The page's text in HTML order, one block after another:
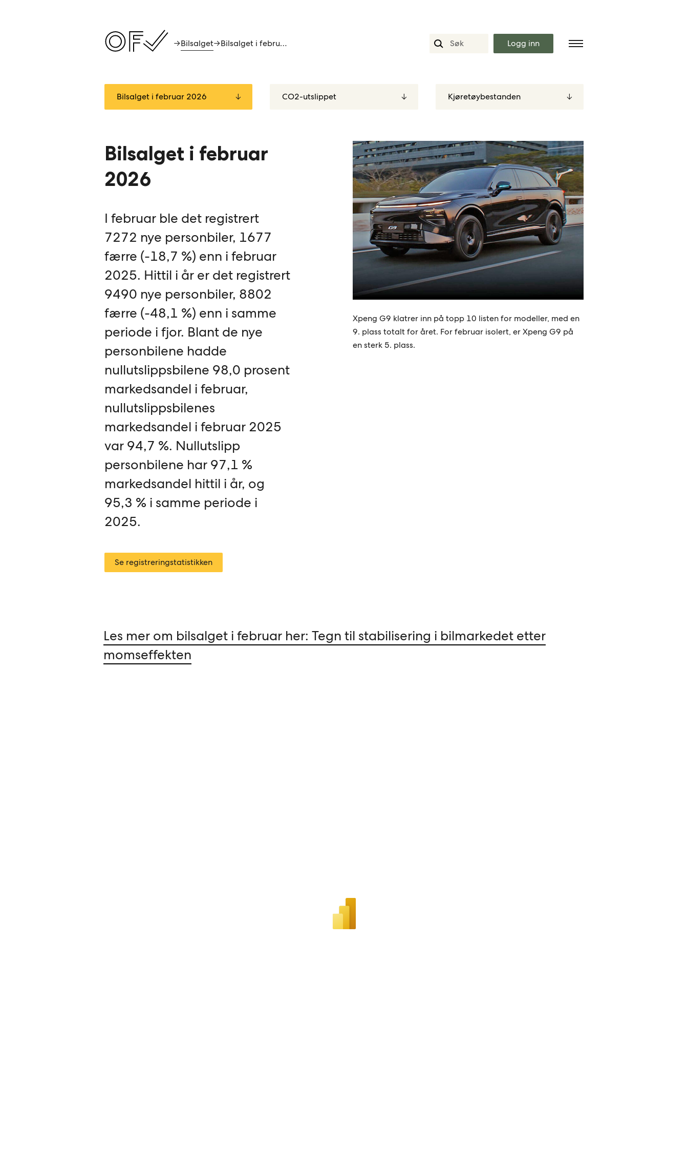
→Bilsalget→ Bilsalget i februar 2026 Logg inn
Bilsalget i februar
2026
I februar ble det registrert
7272 nye personbiler, 1677
færre (-18,7 %) enn i februar
2025. Hittil i år er det registrert
9490 nye personbiler, 8802
færre (-48,1 %) enn i samme
periode i fjor. Blant de nye
personbilene hadde
nullutslippsbilene 98,0 prosent
markedsandel i februar,
nullutslippsbilenes
markedsandel i februar 2025
var 94,7 %. Nullutslipp
personbilene har 97,1 %
markedsandel hittil i år, og
95,3 % i samme periode i
2025.
Se registreringstatistikken
Xpeng G9 klatrer inn på topp 10 listen for modeller, med en
9. plass totalt for året. For februar isolert, er Xpeng G9 på
en sterk 5. plass.
Les mer om bilsalget i februar her: Tegn til stabilisering i bilmarkedet etter
momseffekten